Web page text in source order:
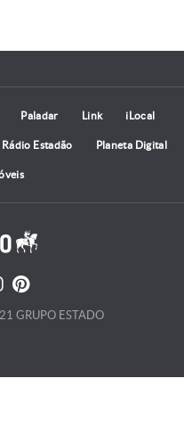
Paladar Link iLocal
Rádio Estadão Planeta Digital
GRUPO ESTADO